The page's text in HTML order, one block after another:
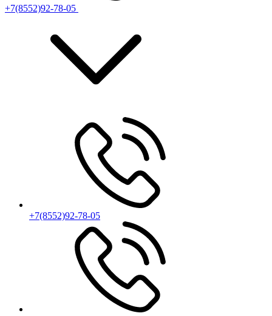
+7(8552)92-78-05
+7(8552)92-78-05